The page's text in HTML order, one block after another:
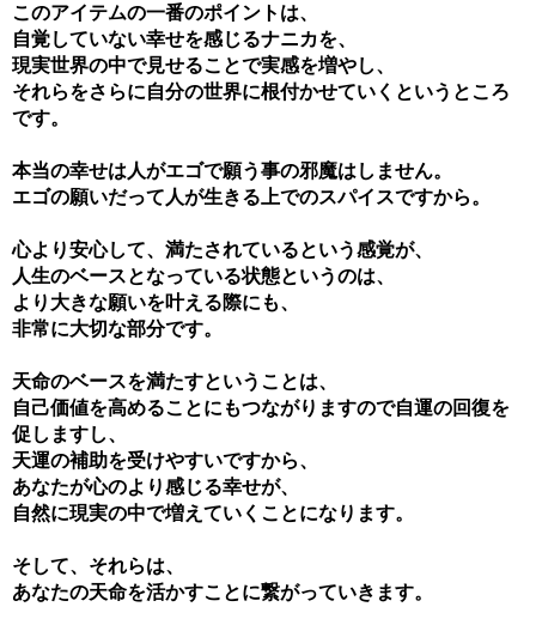
このアイテムの一番のポイントは、
自覚していない幸せを感じるナニカを、
現実世界の中で見せることで実感を増やし、
それらをさらに自分の世界に根付かせていくというところ
です。
本当の幸せは人がエゴで願う事の邪魔はしません。
エゴの願いだって人が生きる上でのスパイスですから。
心より安心して、満たされているという感覚が、
人生のベースとなっている状態というのは、
より大きな願いを叶える際にも、
非常に大切な部分です。
天命のベースを満たすということは、
自己価値を高めることにもつながりますので自運の回復を
促しますし、
天運の補助を受けやすいですから、
あなたが心のより感じる幸せが、
自然に現実の中で増えていくことになります。
そして、それらは、
あなたの天命を活かすことに繋がっていきます。